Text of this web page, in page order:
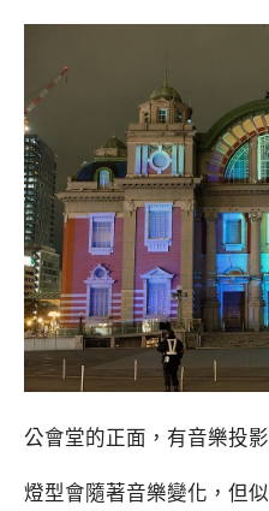
公會堂的正面，有音樂投影
燈型會隨著音樂變化，但